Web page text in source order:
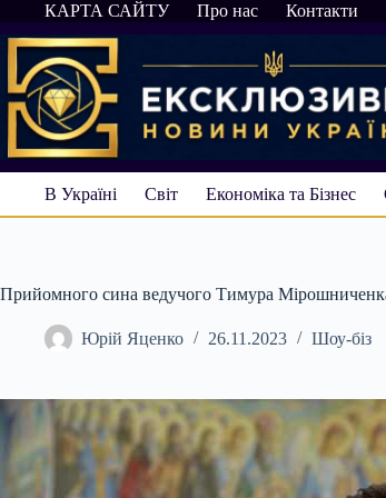
Перейти
до
вмісту
КАРТА САЙТУ Про нас Контакти
В Україні Світ Економіка та Бізнес
Прийомного сина ведучого Тимура
Юрій Яценко 26.11.2023 Шоу-біз